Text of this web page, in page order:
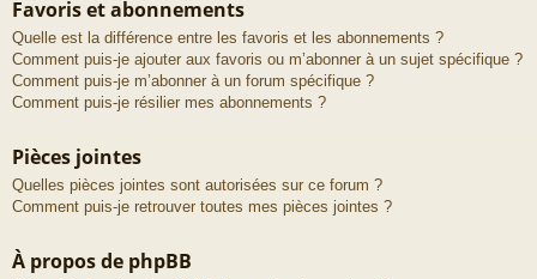
Favoris et abonnements
Quelle est la différence entre les favoris et les abonnements ?
Comment puis-je ajouter aux favoris ou m’abonner à un sujet spécifique ?
Comment puis-je m’abonner à un forum spécifique ?
Comment puis-je résilier mes abonnements ?
Pièces jointes
Quelles pièces jointes sont autorisées sur ce forum ?
Comment puis-je retrouver toutes mes pièces jointes ?
À propos de phpBB